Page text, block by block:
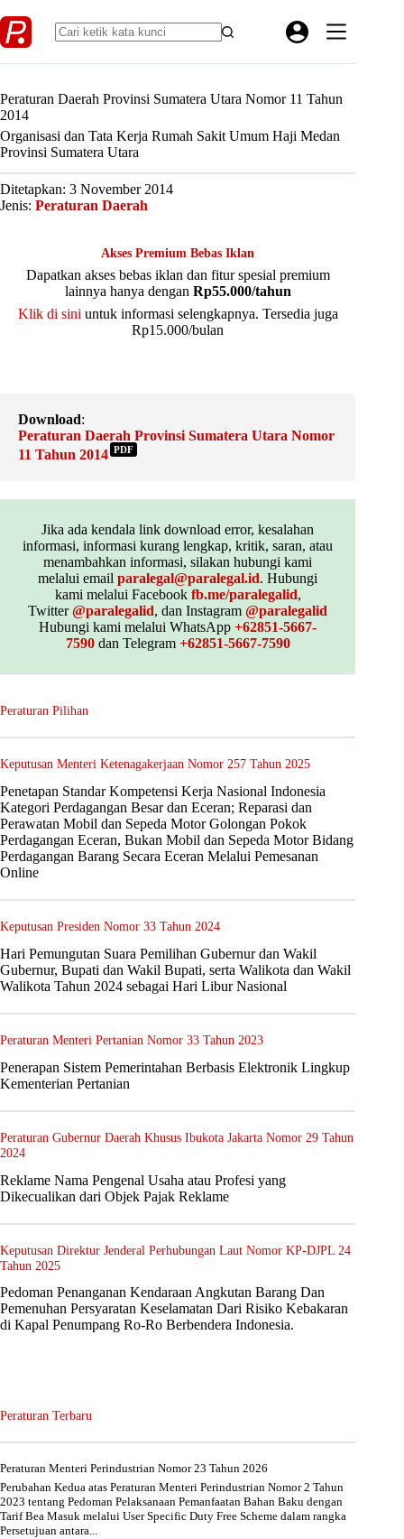
to
content
Peraturan Daerah Provinsi Sumatera Utara Nomor 11 Tahun
2014
Organisasi dan Tata Kerja Rumah Sakit Umum Haji Medan
Provinsi Sumatera Utara
Ditetapkan: 3 November 2014
Jenis: Peraturan Daerah
Akses Premium Bebas Iklan
Dapatkan akses bebas iklan dan fitur spesial premium
lainnya hanya dengan Rp55.000/tahun
Klik di sini untuk informasi selengkapnya. Tersedia juga
Rp15.000/bulan
Download:
Peraturan Daerah Provinsi Sumatera Utara Nomor
11 Tahun 2014 PDF
Jika ada kendala link download error, kesalahan
informasi, informasi kurang lengkap, kritik, saran, atau
menambahkan informasi, silakan hubungi kami
melalui emailparalegal@paralegal.id. Hubungi
kami melalui Facebook fb.me/paralegalid,
Twitter@paralegalid, dan Instagram@paralegalid
Hubungi kami melalui WhatsApp+62851-5667-
7590dan Telegram +62851-5667-7590
Peraturan Pilihan
Keputusan Menteri Ketenagakerjaan Nomor 257 Tahun 2025
Penetapan Standar Kompetensi Kerja Nasional Indonesia
Kategori Perdagangan Besar dan Eceran; Reparasi dan
Perawatan Mobil dan Sepeda Motor Golongan Pokok
Perdagangan Eceran, Bukan Mobil dan Sepeda Motor Bidang
Perdagangan Barang Secara Eceran Melalui Pemesanan
Online
Keputusan Presiden Nomor 33 Tahun 2024
Hari Pemungutan Suara Pemilihan Gubernur dan Wakil
Gubernur, Bupati dan Wakil Bupati, serta Walikota dan Wakil
Walikota Tahun 2024 sebagai Hari Libur Nasional
Peraturan Menteri Pertanian Nomor 33 Tahun 2023
Penerapan Sistem Pemerintahan Berbasis Elektronik Lingkup
Kementerian Pertanian
Peraturan Gubernur Daerah Khusus Ibukota Jakarta Nomor 29 Tahun
2024
Reklame Nama Pengenal Usaha atau Profesi yang
Dikecualikan dari Objek Pajak Reklame
Keputusan Direktur Jenderal Perhubungan Laut Nomor KP-DJPL 24
Tahun 2025
Pedoman Penanganan Kendaraan Angkutan Barang Dan
Pemenuhan Persyaratan Keselamatan Dari Risiko Kebakaran
di Kapal Penumpang Ro-Ro Berbendera Indonesia.
Peraturan Terbaru
Peraturan Menteri Perindustrian Nomor 23 Tahun 2026
Perubahan Kedua atas Peraturan Menteri Perindustrian Nomor 2 Tahun
2023 tentang Pedoman Pelaksanaan Pemanfaatan Bahan Baku dengan
Tarif Bea Masuk melalui User Specific Duty Free Scheme dalam rangka
Persetujuan antara...